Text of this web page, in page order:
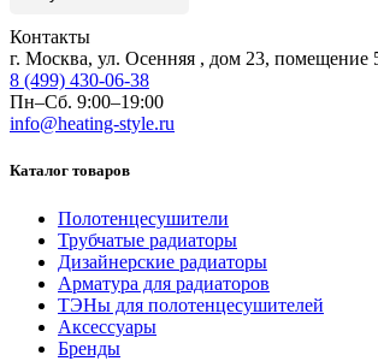
Контакты
г. Москва, ул. Осенняя , дом 23, помещение
8 (499) 430-06-38
Пн–Сб. 9:00–19:00
info@heating-style.ru
Каталог товаров
Полотенцесушители
Трубчатые радиаторы
Дизайнерские радиаторы
Арматура для радиаторов
ТЭНы для полотенцесушителей
Аксессуары
Бренды